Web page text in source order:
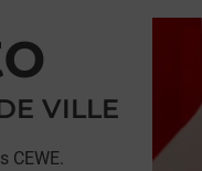
VILLE
CEWE.